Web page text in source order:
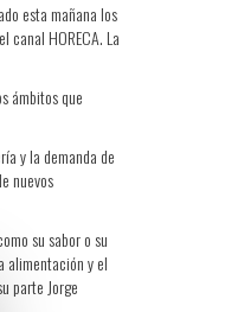
esta mañana los
HORECA. La
ámbitos que
y la demanda de
nuevos
su sabor o su
alimentación y el
parte Jorge